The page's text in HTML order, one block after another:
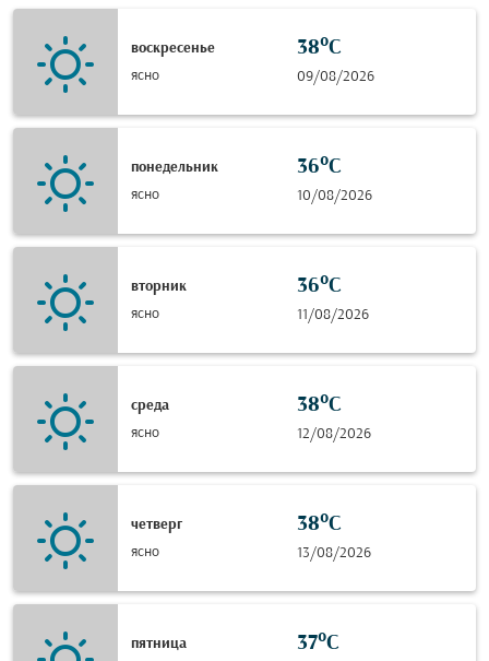
воскресенье
ясно
38°C
09/08/2026
понедельник
ясно
36°C
10/08/2026
вторник
ясно
36°C
11/08/2026
среда
ясно
38°C
12/08/2026
четверг
ясно
38°C
13/08/2026
пятница
37°C